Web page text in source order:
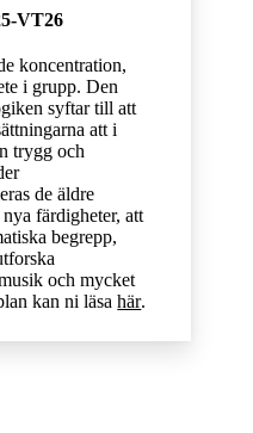
VT26
koncentration,
i grupp. Den
syftar till att
att i
trygg och
de äldre
färdigheter, att
begrepp,
och mycket
kan ni läsahär.